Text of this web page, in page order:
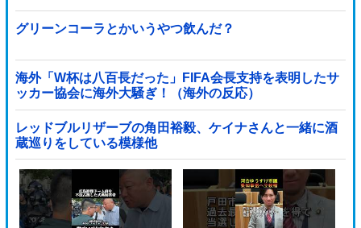
グリーンコーラとかいうやつ飲んだ？
海外「W杯は八百長だった」FIFA会長支持を表明したサ
ッカー協会に海外大騒ぎ！（海外の反応）
レッドブルリザーブの角田裕毅、ケイナさんと一緒に酒
蔵巡りをしている模様他